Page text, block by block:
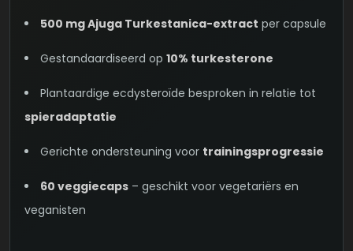
500 mg Ajuga Turkestanica-extract per capsule
Gestandaardiseerd op 10% turkesterone
Plantaardige ecdysteroïde besproken in relatie tot
spieradaptatie
Gerichte ondersteuning voor trainingsprogressie
60 veggiecaps – geschikt voor vegetariërs en
veganisten